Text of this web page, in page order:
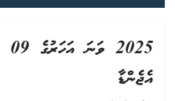
އެޖެންޑާ